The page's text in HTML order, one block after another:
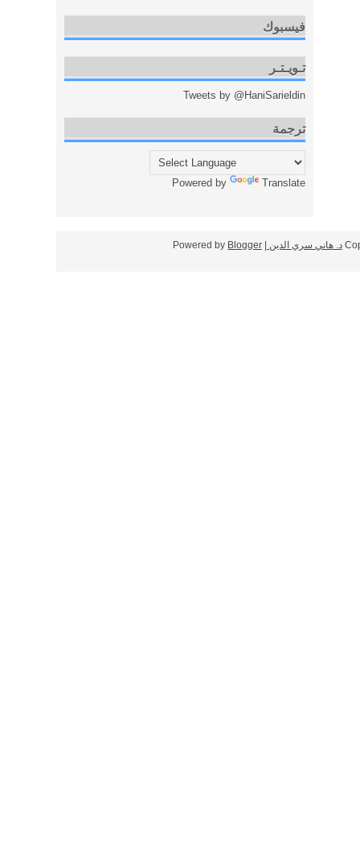
فيسبوك
تـويـتـر
Tweets by @HaniSarieldin
ترجمة
Powered by Translate
د. هاني سري الدين | Powered by
Blogger